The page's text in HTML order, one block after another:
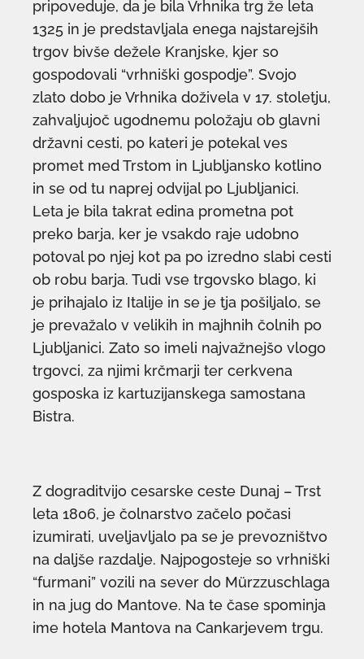
pripoveduje, da je bila Vrhnika trg že leta
1325 in je predstavljala enega najstarejših
trgov bivše dežele Kranjske, kjer so
gospodovali “vrhniški gospodje”. Svojo
zlato dobo je Vrhnika doživela v 17. stoletju,
zahvaljujoč ugodnemu položaju ob glavni
državni cesti, po kateri je potekal ves
promet med Trstom in Ljubljansko kotlino
in se od tu naprej odvijal po Ljubljanici.
Leta je bila takrat edina prometna pot
preko barja, ker je vsakdo raje udobno
potoval po njej kot pa po izredno slabi cesti
ob robu barja. Tudi vse trgovsko blago, ki
je prihajalo iz Italije in se je tja pošiljalo, se
je prevažalo v velikih in majhnih čolnih po
Ljubljanici. Zato so imeli najvažnejšo vlogo
trgovci, za njimi krčmarji ter cerkvena
gosposka iz kartuzijanskega samostana
Bistra.
Z dograditvijo cesarske ceste Dunaj – Trst
leta 1806, je čolnarstvo začelo počasi
izumirati, uveljavljalo pa se je prevozništvo
na daljše razdalje. Najpogosteje so vrhniški
“furmani” vozili na sever do Mürzzuschlaga
in na jug do Mantove. Na te čase spominja
ime hotela Mantova na Cankarjevem trgu.